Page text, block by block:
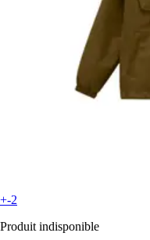
+-2
Produit indisponible